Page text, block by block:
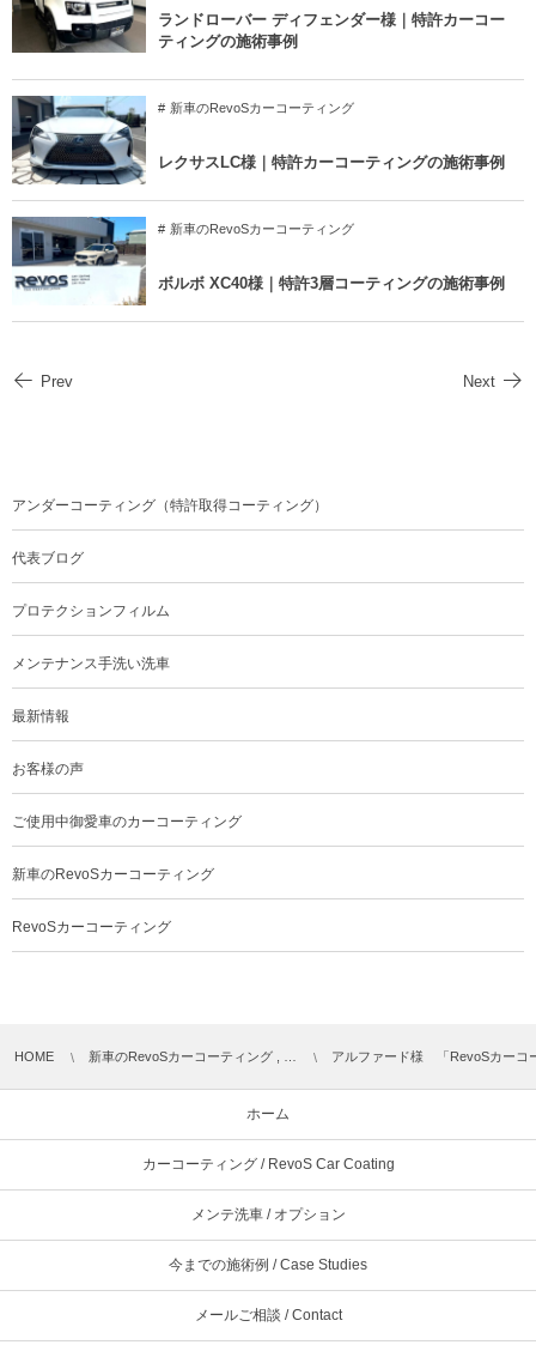
ランドローバー ディフェンダー様｜特許カーコー
ティングの施術事例
新車のRevoSカーコーティング
レクサスLC様｜特許カーコーティングの施術事例
新車のRevoSカーコーティング
ボルボ XC40様｜特許3層コーティングの施術事例
Prev Next
アンダーコーティング（特許取得コーティング）
代表ブログ
プロテクションフィルム
メンテナンス手洗い洗車
最新情報
お客様の声
ご使用中御愛車のカーコーティング
新車のRevoSカーコーティング
RevoSカーコーティング
HOME 新車のRevoSカーコーティング , … アルファード様 「RevoSカーコ
ホーム
カーコーティング / RevoS Car Coating
メンテ洗車 / オプション
今までの施術例 / Case Studies
メールご相談 / Contact